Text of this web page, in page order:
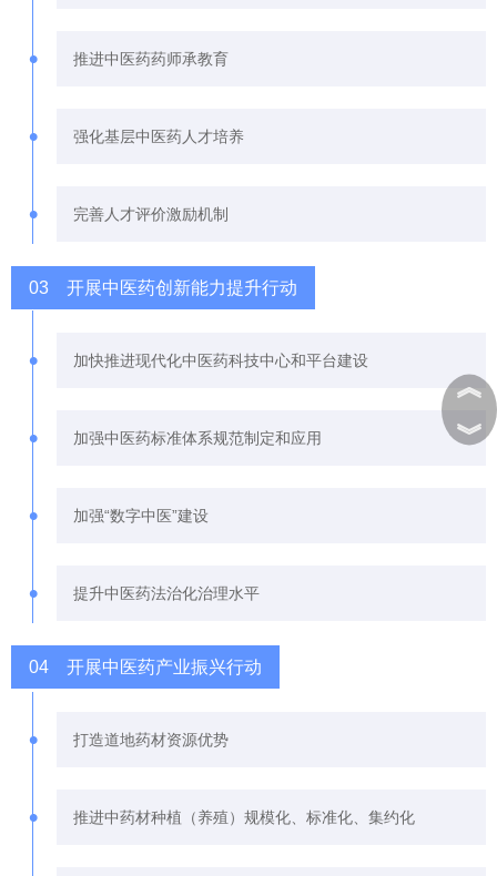
• 推进中医药药师承教育
• 强化基层中医药人才培养
• 完善人才评价激励机制
03 开展中医药创新能力提升行动
• 加快推进现代化中医药科技中心和平台建设
• 加强中医药标准体系规范制定和应用
• 加强“数字中医”建设
• 提升中医药法治化治理水平
04 开展中医药产业振兴行动
• 打造道地药材资源优势
• 推进中药材种植（养殖）规模化、标准化、集约化
︽
︾